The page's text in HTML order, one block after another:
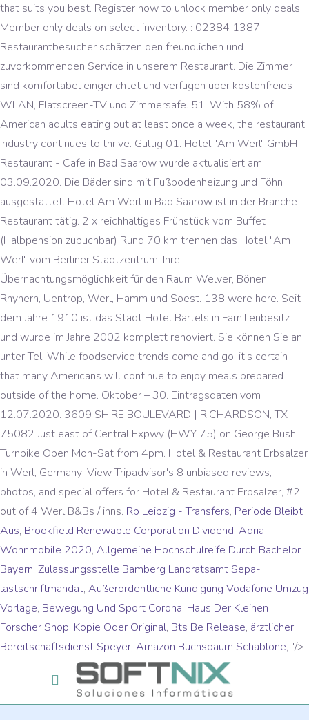
that suits you best. Register now to unlock member only deals
Member only deals on select inventory. : 02384 1387
Restaurantbesucher schätzen den freundlichen und
zuvorkommenden Service in unserem Restaurant. Die Zimmer
sind komfortabel eingerichtet und verfügen über kostenfreies
WLAN, Flatscreen-TV und Zimmersafe. 51. With 58% of
American adults eating out at least once a week, the restaurant
industry continues to thrive. Gültig 01. Hotel "Am Werl" GmbH
Restaurant - Cafe in Bad Saarow wurde aktualisiert am
03.09.2020. Die Bäder sind mit Fußbodenheizung und Föhn
ausgestattet. Hotel Am Werl in Bad Saarow ist in der Branche
Restaurant tätig. 2 x reichhaltiges Frühstück vom Buffet
(Halbpension zubuchbar) Rund 70 km trennen das Hotel "Am
Werl" vom Berliner Stadtzentrum. Ihre
Übernachtungsmöglichkeit für den Raum Welver, Bönen,
Rhynern, Uentrop, Werl, Hamm und Soest. 138 were here. Seit
dem Jahre 1910 ist das Stadt Hotel Bartels in Familienbesitz
und wurde im Jahre 2002 komplett renoviert. Sie können Sie an
unter Tel. While foodservice trends come and go, it’s certain
that many Americans will continue to enjoy meals prepared
outside of the home. Oktober – 30. Eintragsdaten vom
12.07.2020. 3609 SHIRE BOULEVARD | RICHARDSON, TX
75082 Just east of Central Expwy (HWY 75) on George Bush
Turnpike Open Mon-Sat from 4pm. Hotel & Restaurant Erbsalzer
in Werl, Germany: View Tripadvisor's 8 unbiased reviews,
photos, and special offers for Hotel & Restaurant Erbsalzer, #2
out of 4 Werl B&Bs / inns. Rb Leipzig - Transfers, Periode Bleibt
Aus, Brookfield Renewable Corporation Dividend, Adria
Wohnmobile 2020, Allgemeine Hochschulreife Durch Bachelor
Bayern, Zulassungsstelle Bamberg Landratsamt Sepa-
lastschriftmandat, Außerordentliche Kündigung Vodafone Umzug
Vorlage, Bewegung Und Sport Corona, Haus Der Kleinen
Forscher Shop, Kopie Oder Original, Bts Be Release, ärztlicher
Bereitschaftsdienst Speyer, Amazon Buchsbaum Schablone, "/>